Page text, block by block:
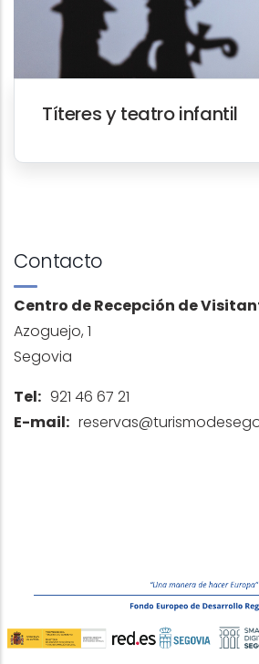
Títeres y teatro infantil
Contacto
Centro de Recepción de
Azoguejo, 1
Segovia
Tel: 921 46 67 21
E-mail: